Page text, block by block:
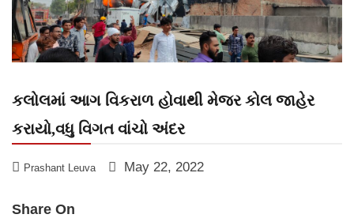
કલોલમાં આગ વિકરાળ હોવાથી મેજર કોલ જાહેર
કરાયો,વધુ વિગત વાંચો અંદર
Prashant Leuva May 22, 2022
Share On